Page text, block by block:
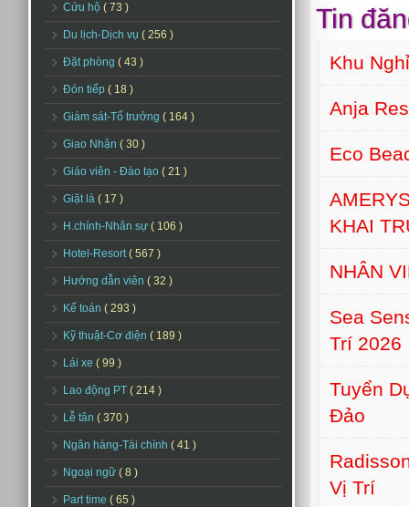
Cứu hộ ( 73 )
Du lịch-Dịch vụ ( 256 )
Đặt phòng ( 43 )
Đón tiếp ( 18 )
Giám sát-Tổ trưởng ( 164 )
Giao Nhận ( 30 )
Giáo viên - Đào tạo ( 21 )
Giặt là ( 17 )
H.chính-Nhân sự ( 106 )
Hotel-Resort( 567 )
Hướng dẫn viên ( 32 )
Kế toán ( 293 )
Kỹ thuật-Cơ điện ( 189 )
Lái xe ( 99 )
Lao động PT ( 214 )
Lễ tân ( 370 )
Ngân hàng-Tài chính ( 41 )
Ngoại ngữ ( 8 )
Part time ( 65 )
Tin
Khu
Anja
Eco
KHAI
NHÂN
Sea
Trí 2026
Tuyển
Đảo
Vị Trí